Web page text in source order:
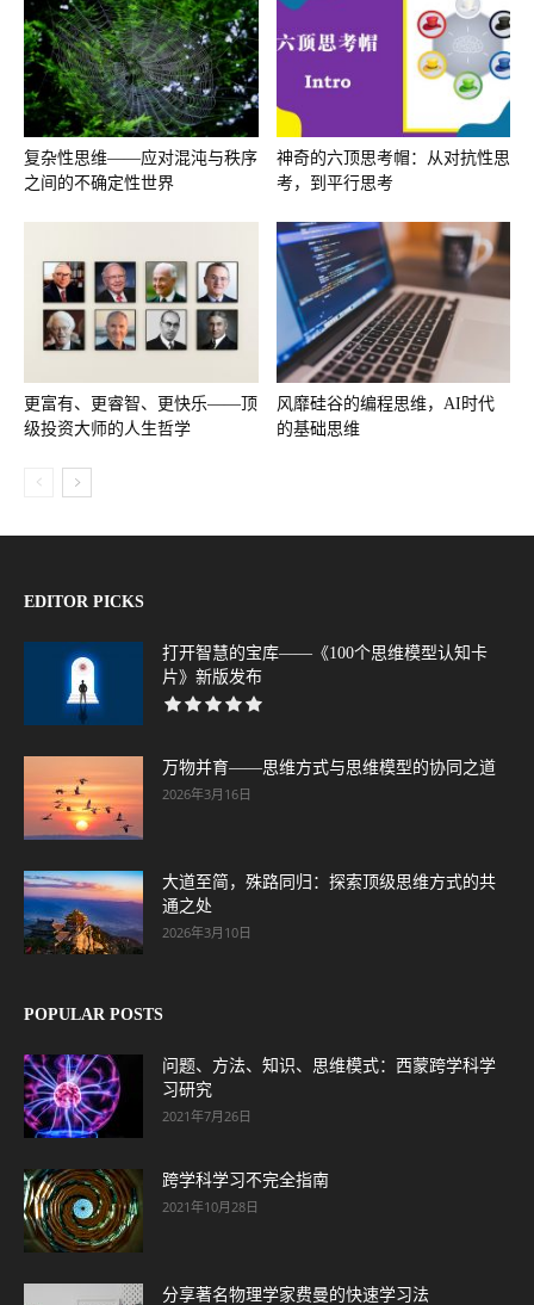
复杂性思维——应对混沌与秩序
之间的不确定性世界
神奇的六顶思考帽：从对抗性思
考，到平行思考
更富有、更睿智、更快乐——顶
级投资大师的人生哲学
风靡硅谷的编程思维，AI时代
的基础思维
EDITOR PICKS
打开智慧的宝库——《100个思维模型认知卡
片》新版发布
万物并育——思维方式与思维模型的协同之道
2026年3月16日
大道至简，殊路同归：探索顶级思维方式的共
通之处
2026年3月10日
POPULAR POSTS
问题、方法、知识、思维模式：西蒙跨学科学
习研究
2021年7月26日
跨学科学习不完全指南
2021年10月28日
分享著名物理学家费曼的快速学习法